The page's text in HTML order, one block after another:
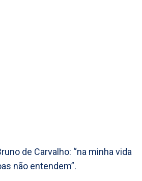
de Carvalho: “na minha vida
não entendem”.